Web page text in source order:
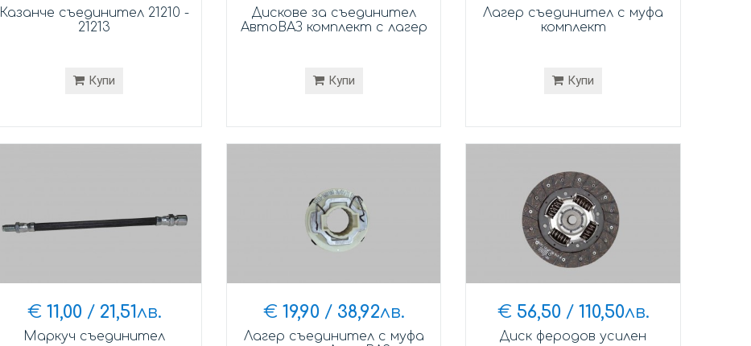
Казанче съединител 21210 -
21213
Купи
Дискове за съединител
АвтоВАЗ комплект с лагер
Купи
Лагер съединител с муфа
комплект
Купи
€ 11,00/ 21,51лв.
Маркуч съединител
€ 19,90/ 38,92лв.
Лагер съединител с муфа
€ 56,50/ 110,50лв.
Диск феродов усилен